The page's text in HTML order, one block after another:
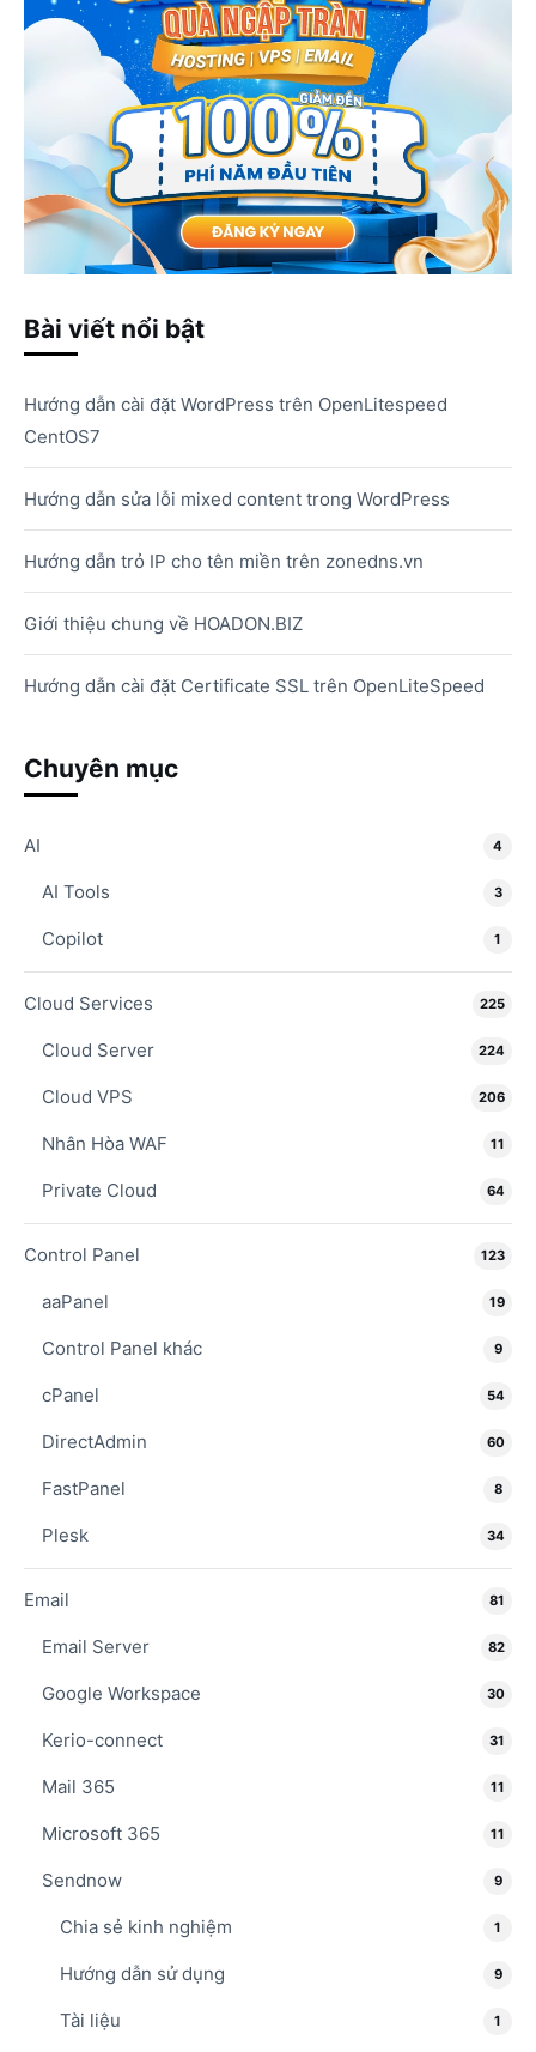
Bài viết nổi bật
Hướng dẫn cài đặt WordPress trên OpenLitespeed
CentOS7
Hướng dẫn sửa lỗi mixed content trong WordPress
Hướng dẫn trỏ IP cho tên miền trên zonedns.vn
Giới thiệu chung về HOADON.BIZ
Hướng dẫn cài đặt Certificate SSL trên OpenLiteSpeed
Chuyên mục
AI 4
AI Tools 3
Copilot 1
Cloud Services 225
Cloud Server 224
Cloud VPS 206
Nhân Hòa WAF 11
Private Cloud 64
Control Panel 123
aaPanel 19
Control Panel khác 9
cPanel 54
DirectAdmin 60
FastPanel 8
Plesk 34
Email 81
Email Server 82
Google Workspace 30
Kerio-connect 31
Mail 365 11
Microsoft 365 11
Sendnow 9
Chia sẻ kinh nghiệm 1
Hướng dẫn sử dụng 9
Tài liệu 1